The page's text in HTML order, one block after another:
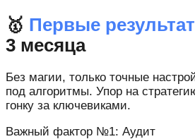
🥇 Первые
3 месяца
Без магии, только точные
под алгоритмы. Упор на
гонку за ключевиками.
Важный фактор №1: Аудит